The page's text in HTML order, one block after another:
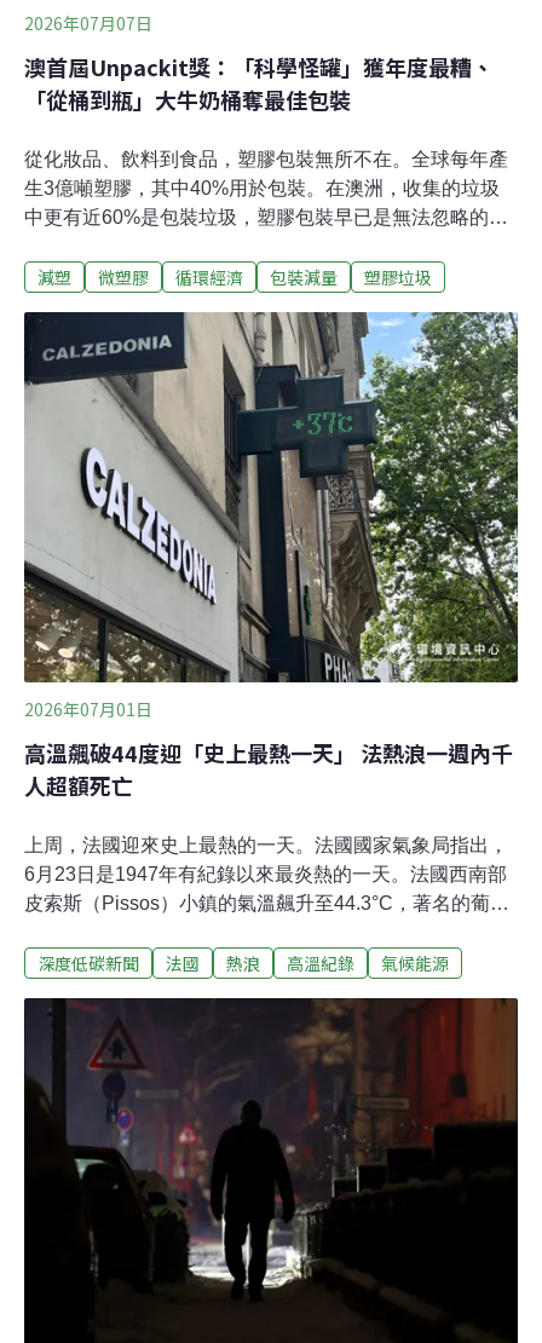
2026年07月07日
澳首屆Unpackit獎：「科學怪罐」獲年度最糟、
「從桶到瓶」大牛奶桶奪最佳包裝
從化妝品、飲料到食品，塑膠包裝無所不在。全球每年產
生3億噸塑膠，其中40%用於包裝。在澳洲，收集的垃圾
中更有近60%是包裝垃圾，塑膠包裝早已是無法忽略的污
（AMCS）、無塑基金會（PFF）和世界自然基金會澳洲
獎（Unpackit Awards），評選出兼顧永續創新的最佳包
裝與毫無必要的最爛包裝。在評審團評分前，已收到社會
大眾數百件的提名。所謂的最爛包裝，可以是容易成為垃
圾或造成海洋污染的包裝、過度包裝小型或低風險產品、
明明可避免卻仍使用的一次性塑膠、具有誤導性的環保聲
明，或是混合使用無法分離的無用材料，像是帶有鋁箔內
襯的包裝袋與塑膠塗層紙。難回收拼接「科學怪罐」遭點
名最糟包裝今年被評選為「最爛包裝」的，是澳洲時下流
行的飲料容器——一種融合金屬與塑膠的拼裝罐，被戲稱
為「科學怪罐」（
減塑 微塑膠 循環經濟 包裝減量 塑膠垃圾
2026年07月01日
高溫飆破44度迎「史上最熱一天」 法熱浪一週內千
人超額死亡
上周，法國迎來史上最熱的一天。法國國家氣象局指出，
6月23日是1947年有紀錄以來最炎熱的一天。法國西南部
皮索斯（Pissos）小鎮的氣溫飆升至44.3°C，著名的葡萄
區發布熱浪紅色警報，就連夜間氣溫也刷新最高紀錄。科
來最嚴重的一次。法國公共健康局28日表示，自24日熱浪
爆發以來，法國「超額死亡」人數至少已達1000人。熱浪
衝擊日常空前熱浪連帶衝擊法國日常。熱浪下徹夜難眠，
巴黎市24小時開放市區多座公園，供居民避暑。地方官員
建議民眾盡可能居家辦公，逾千所學校宣布停課。法國國
鐵擔心電車線受損和鐵軌膨脹，減少了巴黎地區一成以上
的班次。大巴黎區區長波克瑞斯（Valérie Pécresse）警
告，極端高溫下，鐵軌無法承受50°C以上高溫。
深度低碳新聞 法國 熱浪 高溫紀錄 氣候能源